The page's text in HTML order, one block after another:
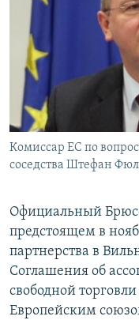
АРХИВ
Հայերեն
English
Русский
Все сайты Радио
Комиссар ЕС по
соседства Штефан
Официальный
предстоящем в
партнерства в
Соглашения об
свободной
Европейским